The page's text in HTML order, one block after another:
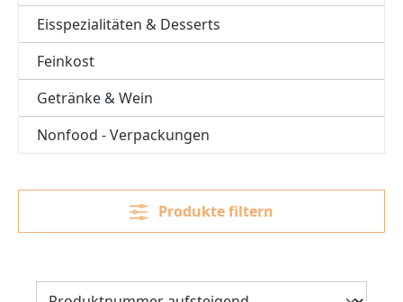
Eisspezialitäten & Desserts
Feinkost
Getränke & Wein
Nonfood - Verpackungen
Produkte filtern